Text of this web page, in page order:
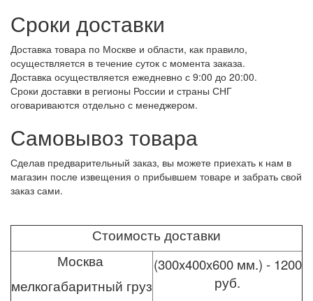
Сроки доставки
Доставка товара по Москве и области, как правило,
осуществляется в течение суток с момента заказа.
Доставка осуществляется ежедневно с 9:00 до 20:00.
Сроки доставки в регионы России и страны СНГ
оговариваются отдельно с менеджером.
Самовывоз товара
Сделав предварительный заказ, вы можете приехать к нам в
магазин после извещения о прибывшем товаре и забрать свой
заказ сами.
Стоимость доставки
Москва
мелкогабаритный груз
(300x400x600 мм.) - 1200
руб.